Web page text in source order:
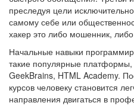
преследуя цели
самому себе или
хакер это либо мошенник,
Начальные навыки
такие популярные платформы,
GeekBrains, HTML Academy.
курсов человеку становится
направления двигаться в